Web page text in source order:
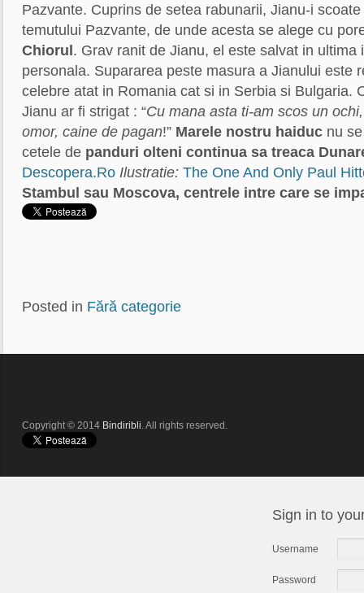
Pazvante. Cuprins de setea rabunarii, Jianu-i
temutului Pazvante, de unde acesta se alege cu
Chiorul . Grav ranit de Jianu, el este salvat in ultima
personala. Supararea peste masura a Jianului este
celebre atat in Romania cat si in Serbia si Bulgaria.
Jianu ar fi strigat : “Cu mana asta ti-am scos un
omor, caine de pagan!” Marele nostru haiduc nu
cetele de panduri olteni continua sa treaca
Descopera.Ro Ilustratie: The One And Only Paul
Stambul sau Moscova, centrele intre care se
Posted in Fără categorie
Copyright © 2014 Bindiribli. All rights reserved.
Sign in to
Username
Password